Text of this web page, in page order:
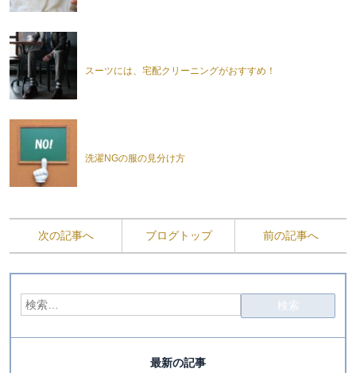
スーツには、宅配クリーニングがおすすめ！
洗濯NGの服の見分け方
次の記事へ ブログトップ 前の記事へ
最新の記事